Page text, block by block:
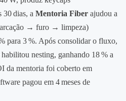
30 dias, a Mentoria Fiber ajudou a
→ furo → limpeza)
para 3 %. Após consolidar o fluxo,
habilitou nesting, ganhando 18 % a
da mentoria foi coberto em
pagou em 4 meses de